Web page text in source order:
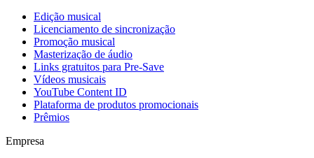
Edição musical
Licenciamento de sincronização
Promoção musical
Masterização de áudio
Links gratuitos para Pre-Save
Vídeos musicais
YouTube Content ID
Plataforma de produtos promocionais
Prêmios
Empresa